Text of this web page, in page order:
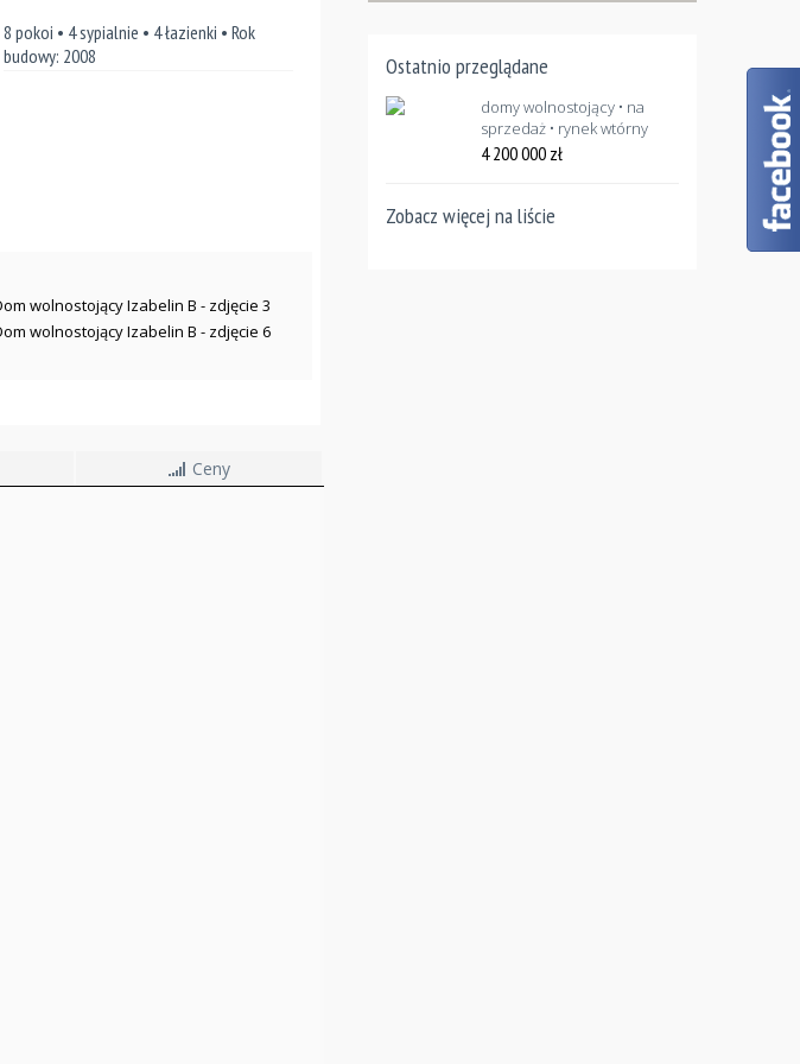
8 pokoi • 4 sypialnie • 4 łazienki • Rok
budowy: 2008
Ceny
Ostatnio przeglądane
domy wolnostojący • na
sprzedaż • rynek wtórny
4 200 000 zł
Zobacz więcej na liście